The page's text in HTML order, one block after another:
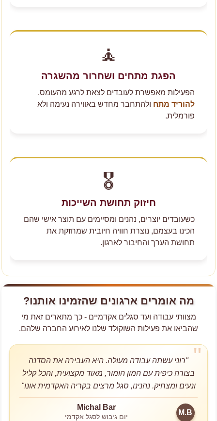
🧘
הפגת מתחים ושחרור מהשגרה
הפעילות מאפשרת לעובדים לצאת לרגע מהעומס,
להוריד מתח ולהתחבר מחדש באווירה נעימה ולא
פורמלית.
🎖️
חיזוק תחושת השייכות
כשעובדים יוצרים, נהנים ומסיימים עם תוצר אישי שהם
הכינו בעצמם, נוצרת חוויה חיובית שמחזקת את
תחושת הערך והחיבור לארגון.
מה אומרים ארגונים שהזמינו אותנו?
מצוותי עבודה ועד סגלים אקדמיים - כך מתארים זאת מי
שהביאו את פעילות השוקולד שלנו לאירוע החברה שלהם.
"רוני עשתה עבודה מעולה. היא העבירה את הסדנה
בצורה כיפית עם המון הומור, מאוד מקצועית, והכל קליל
ונעים ומצחיק. נהנינו, סגל מרצים בקריה האקדמית אונו"
M.B
Michal Bar
יום גיבוש לסגל אקדמי